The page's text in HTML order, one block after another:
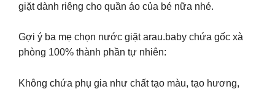
giặt dành riêng cho quần áo của bé nữa nhé.
Gợi ý ba mẹ chọn nước giặt arau.baby chứa gốc xà
phòng 100% thành phần tự nhiên:
Không chứa phụ gia như chất tạo màu, tạo hương,